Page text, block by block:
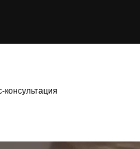
консультация